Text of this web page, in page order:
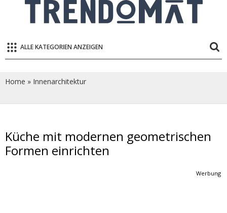
ALLE KATEGORIEN ANZEIGEN
Home » Innenarchitektur
Küche mit modernen geometrischen
Formen einrichten
Werbung